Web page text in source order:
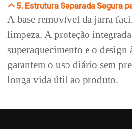
5. Estrutura Separada Segura
A base removível da jarra
limpeza. A proteção
superaquecimento e o design
garantem o uso diário sem
longa vida útil ao produto.